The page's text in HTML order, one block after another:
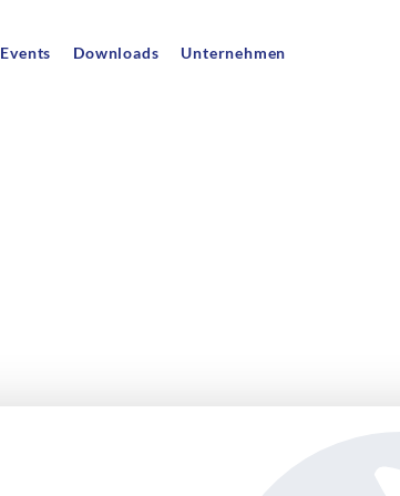
Events Downloads Unternehmen